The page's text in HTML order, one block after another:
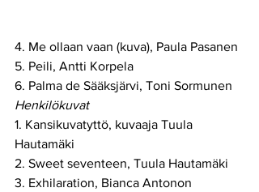
4. Me ollaan vaan (kuva), Paula Pasanen
5. Peili, Antti Korpela
6. Palma de Sääksjärvi, Toni Sormunen
Henkilökuvat
1. Kansikuvatyttö, kuvaaja Tuula
Hautamäki
2. Sweet seventeen, Tuula Hautamäki
3. Exhilaration, Bianca Antonon